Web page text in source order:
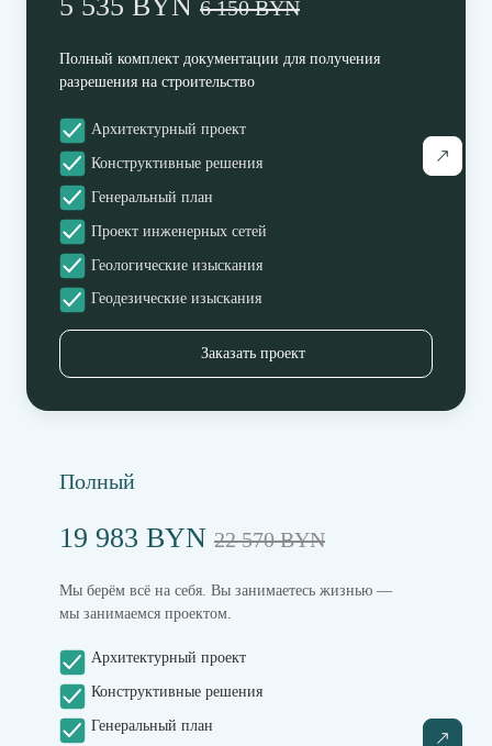
6 150 BYN
Полный комплект документации для получения
разрешения на строительство
Архитектурный проект
Конструктивные решения
Генеральный план
Проект инженерных сетей
Геологические изыскания
Геодезические изыскания
Заказать проект
Полный
19 983 BYN 22 570 BYN
Мы берём всё на себя. Вы занимаетесь жизнью —
мы занимаемся проектом.
Архитектурный проект
Конструктивные решения
Генеральный план